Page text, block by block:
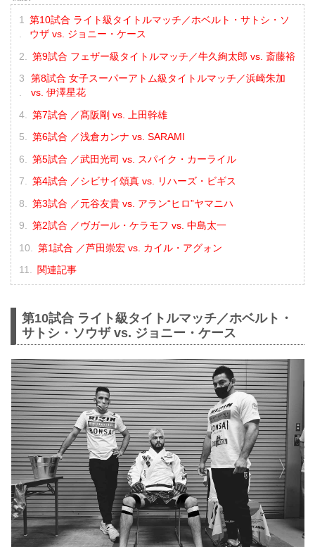
第10試合 ライト級タイトルマッチ／ホベルト・サトシ・ソ
ウザ vs. ジョニー・ケース
第9試合 フェザー級タイトルマッチ／牛久絢太郎 vs. 斎藤裕
第8試合 女子スーパーアトム級タイトルマッチ／浜崎朱加
vs. 伊澤星花
第7試合 ／髙阪剛 vs. 上田幹雄
第6試合 ／浅倉カンナ vs. SARAMI
第5試合 ／武田光司 vs. スパイク・カーライル
第4試合 ／シビサイ頌真 vs. リハーズ・ビギス
第3試合 ／元谷友貴 vs. アラン“ヒロ”ヤマニハ
第2試合 ／ヴガール・ケラモフ vs. 中島太一
第1試合 ／芦田崇宏 vs. カイル・アグォン
関連記事
第10試合 ライト級タイトルマッチ／ホベルト・
サトシ・ソウザ vs. ジョニー・ケース